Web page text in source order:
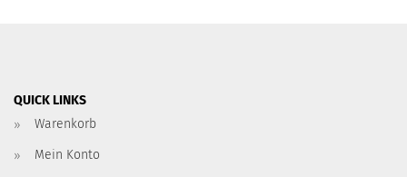
QUICK LINKS
Warenkorb
Mein Konto